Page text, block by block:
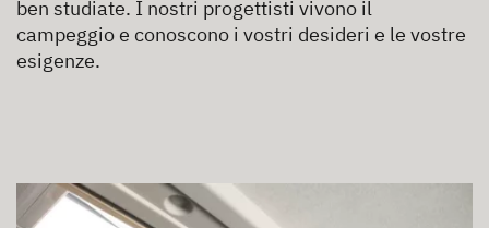
ben studiate. I nostri progettisti vivono il
campeggio e conoscono i vostri desideri e le vostre
esigenze.